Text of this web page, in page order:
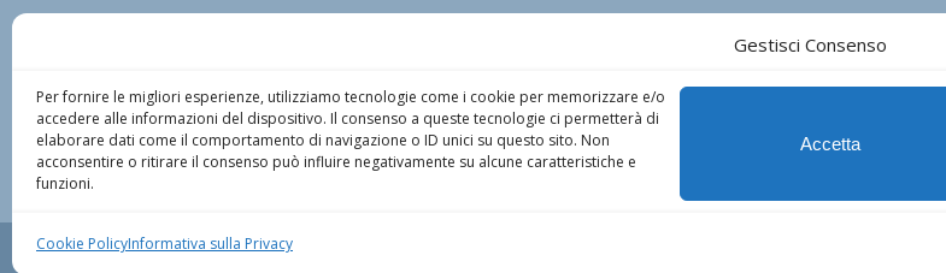
Gestisci Consenso
Per fornire le migliori esperienze, utilizziamo tecnologie come i cookie per memorizzare e/o
accedere alle informazioni del dispositivo. Il consenso a queste tecnologie ci permetterà di
elaborare dati come il comportamento di navigazione o ID unici su questo sito. Non
acconsentire o ritirare il consenso può influire negativamente su alcune caratteristiche e
funzioni.
Accetta
Cookie PolicyInformativa sulla Privacy
Via Campo Marzio n. 34 – 33077 Sacile (PN) Tel : +39 0434.73.44.72 – P.IVA 01755350939
Informativa Privacy
Cookie Policy
Dichiarazione di non responsabilità
© Copyright - Polimnia Digital Editions